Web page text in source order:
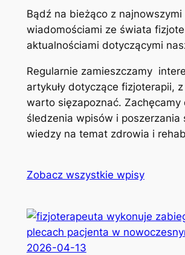
Bądź na bieżąco z najnowszymi
wiadomościami ze świata
aktualnościami dotyczącymi
Regularnie zamieszczamy
artykuły dotyczące fizjoterapii,
warto sięzapoznać. Zachęcamy
śledzenia wpisów i poszerzania
wiedzy na temat zdrowia i
Zobacz wszystkie wpisy
2026-04-13